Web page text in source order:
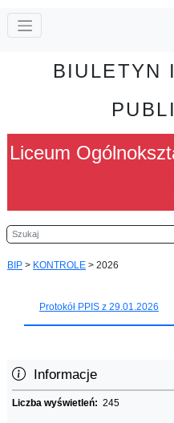
BIULETYN
Liceum
Szukaj
BIP > KONTROLE > 2026
Protokół PPIS z 29.01.2026
Informacje
Liczba wyświetleń: 245